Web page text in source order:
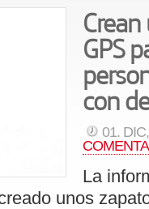
GPS
con
01.
La
unos